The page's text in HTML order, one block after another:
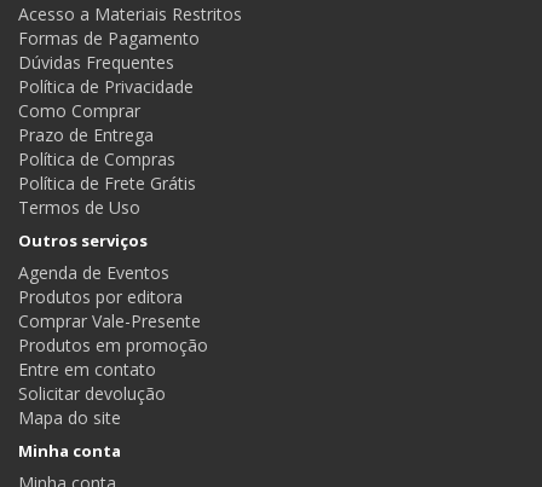
Acesso a Materiais Restritos
Formas de Pagamento
Dúvidas Frequentes
Política de Privacidade
Como Comprar
Prazo de Entrega
Política de Compras
Política de Frete Grátis
Termos de Uso
Outros serviços
Agenda de Eventos
Produtos por editora
Comprar Vale-Presente
Produtos em promoção
Entre em contato
Solicitar devolução
Mapa do site
Minha conta